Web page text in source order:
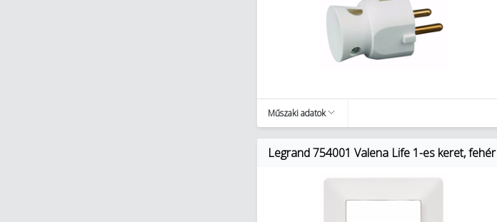
Műszaki adatok
Legrand 754001 Valena Life 1-es keret, fehér